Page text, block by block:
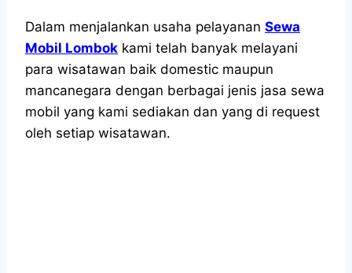
Dalam menjalankan usaha pelayanan Sewa
Mobil Lombok kami telah banyak melayani
para wisatawan baik domestic maupun
mancanegara dengan berbagai jenis jasa sewa
mobil yang kami sediakan dan yang di request
oleh setiap wisatawan.